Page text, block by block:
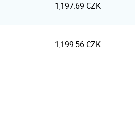
1,197.69 CZK
1,199.56 CZK